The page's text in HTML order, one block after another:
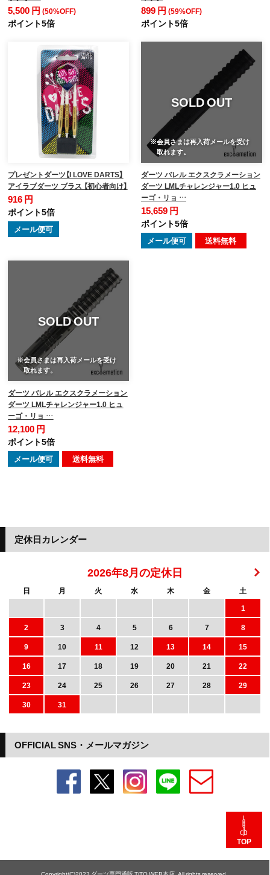
5,500 円(50%OFF)
ポイント5倍
899 円 (59%OFF)
ポイント5倍
プレゼントダーツ【I LOVE DARTS】
アイラブダーツ ブラス 【初心者向け】
916 円
ポイント5倍
メール便可
SOLD OUT
※会員さまは再入荷メールを受け
取れます。
ダーツ バレル エクスクラメーション
ダーツ LMLチャレンジャー1.0 ヒュ
ーゴ・リョ …
15,659 円
ポイント5倍
メール便可 送料無料
SOLD OUT
※会員さまは再入荷メールを受け
取れます。
ダーツ バレル エクスクラメーション
ダーツ LMLチャレンジャー1.0 ヒュ
ーゴ・リョ …
12,100 円
ポイント5倍
メール便可 送料無料
OFFICIAL SNS・メールマガジン
定休日カレンダー
2026年8月の定休日
日 月 火 水 木 金
土
1
2
3 4 5 6 7
8
9
10 11 12 13 14
15
16
17 18 19 20 21
22
23
24 25 26 27 28
29
30
31
TOP